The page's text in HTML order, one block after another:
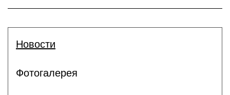
Новости
Фотогалерея